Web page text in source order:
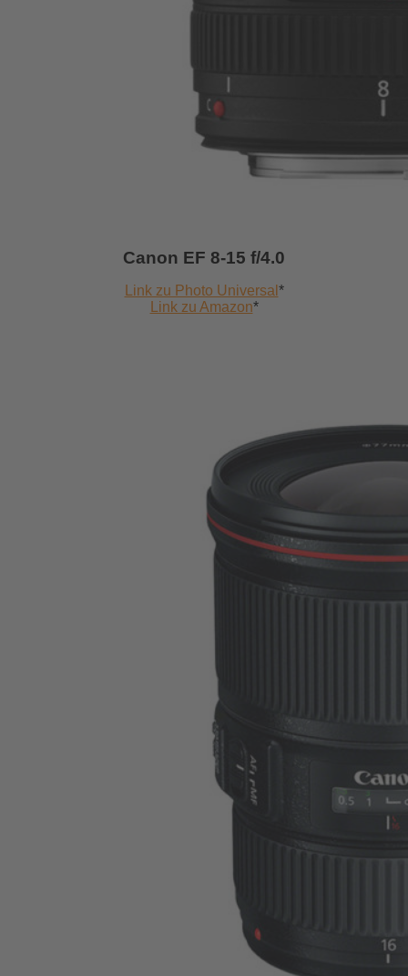
Canon EF 8-15 f/4.0
Link zu Photo Universal *
Link zu Amazon*